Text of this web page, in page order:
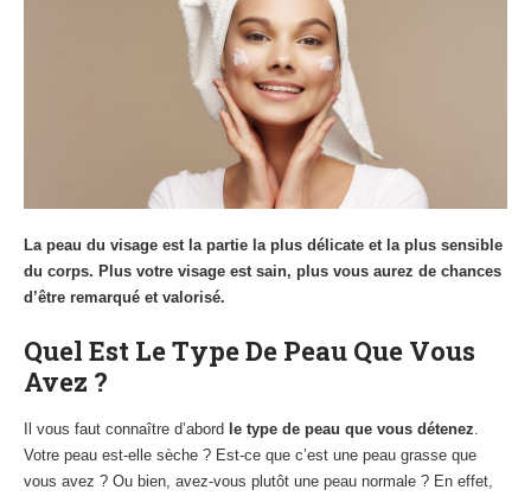
La peau du visage est la partie la plus délicate et la plus sensible
du corps. Plus votre visage est sain, plus vous aurez de chances
d’être remarqué et valorisé.
Quel Est Le Type De Peau Que Vous
Avez ?
Il vous faut connaître d’abord le type de peau que vous détenez
Votre peau est-elle sèche ? Est-ce que c’est une peau grasse que
vous avez ? Ou bien, avez-vous plutôt une peau normale ? En effet,